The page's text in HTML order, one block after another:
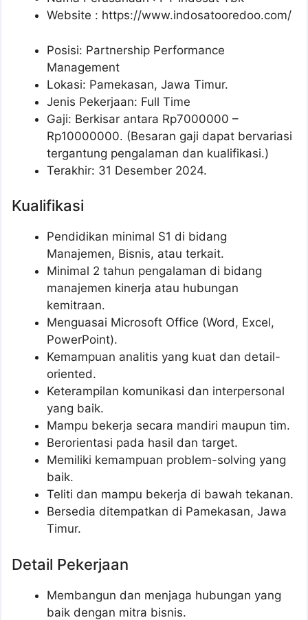
Website : https://www.indosatooredoo.com/
Posisi: Partnership Performance
Management
Lokasi: Pamekasan, Jawa Timur.
Jenis Pekerjaan: Full Time
Gaji: Berkisar antara Rp7000000 –
Rp10000000. (Besaran gaji dapat bervariasi
tergantung pengalaman dan kualifikasi.)
Terakhir: 31 Desember 2024.
Kualifikasi
Pendidikan minimal S1 di bidang
Manajemen, Bisnis, atau terkait.
Minimal 2 tahun pengalaman di bidang
manajemen kinerja atau hubungan
kemitraan.
Menguasai Microsoft Office (Word, Excel,
PowerPoint).
Kemampuan analitis yang kuat dan detail-
oriented.
Keterampilan komunikasi dan interpersonal
yang baik.
Mampu bekerja secara mandiri maupun tim.
Berorientasi pada hasil dan target.
Memiliki kemampuan problem-solving yang
baik.
Teliti dan mampu bekerja di bawah tekanan.
Bersedia ditempatkan di Pamekasan, Jawa
Timur.
Detail Pekerjaan
Membangun dan menjaga hubungan yang
baik dengan mitra bisnis.